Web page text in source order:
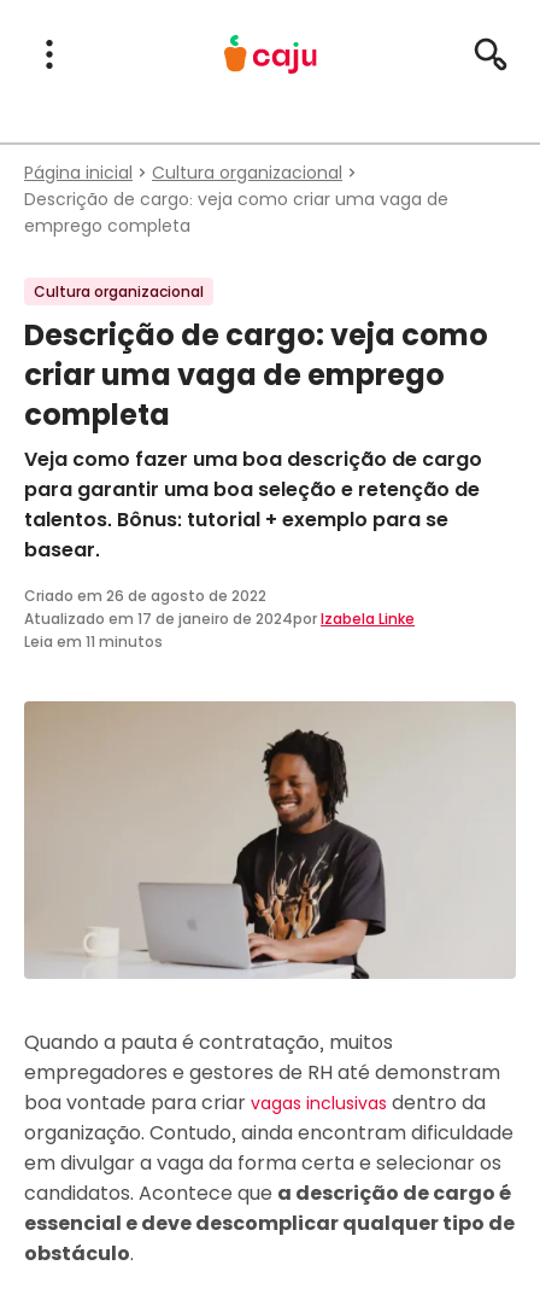
Menu Principal
Abrir Menu
Página inicial
Cultura organizacional
Descrição de cargo: veja como criar uma vaga de
emprego completa
Cultura organizacional
Descrição de cargo: veja como
criar uma vaga de emprego
completa
Veja como fazer uma boa descrição de cargo
para garantir uma boa seleção e retenção de
talentos. Bônus: tutorial + exemplo para se
basear.
Criado em 26 de agosto de 2022
Atualizado em 17 de janeiro de 2024porIzabela Linke
Leia em 11 minutos
Quando a pauta é contratação, muitos
empregadores e gestores de RH até demonstram
boa vontade para criar vagas inclusivas dentro da
organização. Contudo, ainda encontram dificuldade
em divulgar a vaga da forma certa e selecionar os
candidatos. Acontece que a descrição de cargo é
essencial e deve descomplicar qualquer tipo de
obstáculo.